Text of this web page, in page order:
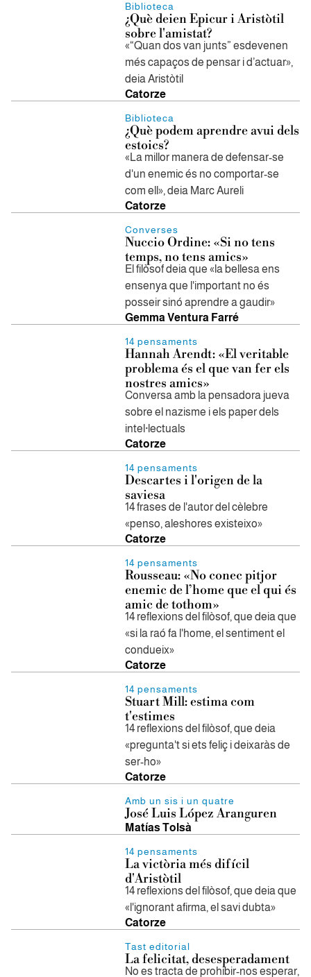
Biblioteca
¿Què deien Epicur i Aristòtil
sobre l'amistat?
«“Quan dos van junts” esdevenen
més capaços de pensar i d’actuar»,
deia Aristòtil
Catorze
Biblioteca
¿Què podem aprendre avui dels
estoics?
«La millor manera de defensar-se
d'un enemic és no comportar-se
com ell», deia Marc Aureli
Catorze
Converses
Nuccio Ordine: «Si no tens
temps, no tens amics»
El filòsof deia que «la bellesa ens
ensenya que l'important no és
posseir sinó aprendre a gaudir»
Gemma Ventura Farré
14 pensaments
Hannah Arendt: «El veritable
problema és el que van fer els
nostres amics»
Conversa amb la pensadora jueva
sobre el nazisme i els paper dels
intel·lectuals
Catorze
14 pensaments
Descartes i l'origen de la
saviesa
14 frases de l'autor del cèlebre
«penso, aleshores existeixo»
Catorze
14 pensaments
Rousseau: «No conec pitjor
enemic de l’home que el qui és
amic de tothom»
14 reflexions del filòsof, que deia que
«si la raó fa l'home, el sentiment el
condueix»
Catorze
14 pensaments
Stuart Mill: estima com
t'estimes
14 reflexions del filòsof, que deia
«pregunta't si ets feliç i deixaràs de
ser-ho»
Catorze
Amb un sis i un quatre
José Luis López Aranguren
Matías Tolsà
14 pensaments
La victòria més difícil
d'Aristòtil
14 reflexions del filòsof, que deia que
«l'ignorant afirma, el savi dubta»
Catorze
Tast editorial
La felicitat, desesperadament
No es tracta de prohibir-nos esperar,